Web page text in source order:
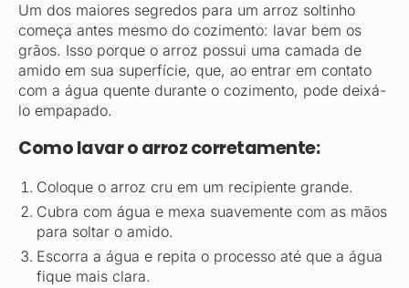
Um dos maiores segredos para um arroz soltinho
começa antes mesmo do cozimento: lavar bem os
grãos. Isso porque o arroz possui uma camada de
amido em sua superfície, que, ao entrar em contato
com a água quente durante o cozimento, pode deixá-
lo empapado.
Como lavar o arroz corretamente:
Coloque o arroz cru em um recipiente grande.
Cubra com água e mexa suavemente com as mãos
para soltar o amido.
Escorra a água e repita o processo até que a água
fique mais clara.